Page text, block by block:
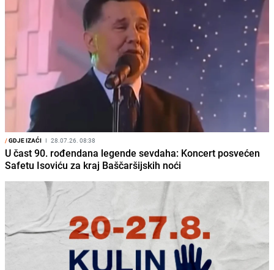
/GDJE IZAĆI I 28.07.26. 08:38
U čast 90. rođendana legende sevdaha: Koncert posvećen
Safetu Isoviću za kraj Baščaršijskih noći